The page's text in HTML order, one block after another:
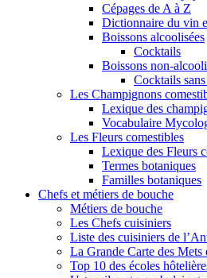
Cépages de A à Z
Dictionnaire du vin
Boissons alcoolisées
Cocktails
Boissons non-
Cocktails
Les Champignons
Lexique des
Vocabulaire
Les Fleurs comestibles
Lexique des Fleurs
Termes botaniques
Familles botaniques
Chefs et métiers de bouche
Métiers de bouche
Les Chefs cuisiniers
Liste des cuisiniers de
La Grande Carte des Mets
Top 10 des écoles